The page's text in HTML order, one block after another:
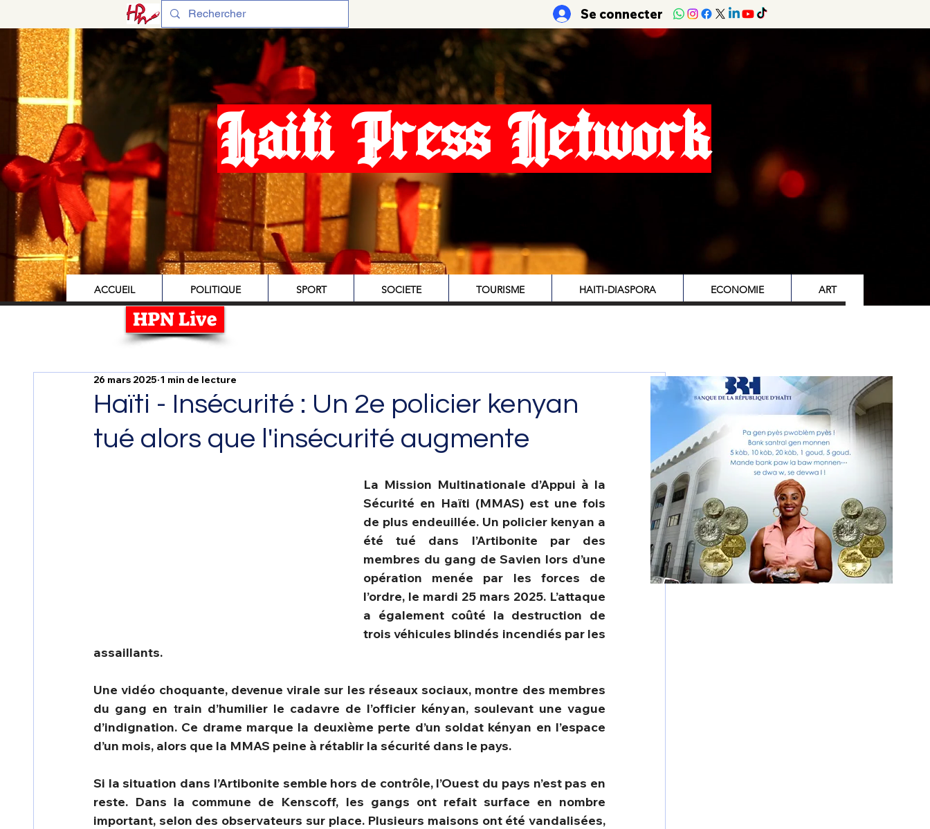
Se connecter
Haiti Press Network
ACCUEIL POLITIQUE SPORT SOCIETE TOURISME HAITI-DIASPORA ECONOMIE ART
HPN Live
Haïti - Insécurité : Un 2e policier kenyan
tué alors que l'insécurité augmente
26 mars 2025 1 min de lecture
La Mission Multinationale d’Appui à la
Sécurité en Haïti (MMAS) est une fois
de plus endeuillée. Un policier kenyan a
été tué dans l’Artibonite par des
membres du gang de Savien lors d’une
opération menée par les forces de
l’ordre, le mardi 25 mars 2025. L’attaque
a également coûté la destruction de
trois véhicules blindés incendiés par les
assaillants.
Une vidéo choquante, devenue virale sur les réseaux sociaux, montre des membres
du gang en train d’humilier le cadavre de l’officier kényan, soulevant une vague
d’indignation. Ce drame marque la deuxième perte d’un soldat kényan en l’espace
d’un mois, alors que la MMAS peine à rétablir la sécurité dans le pays.
Si la situation dans l’Artibonite semble hors de contrôle, l’Ouest du pays n’est pas en
reste. Dans la commune de Kenscoff, les gangs ont refait surface en nombre
important, selon des observateurs sur place. Plusieurs maisons ont été vandalisées,